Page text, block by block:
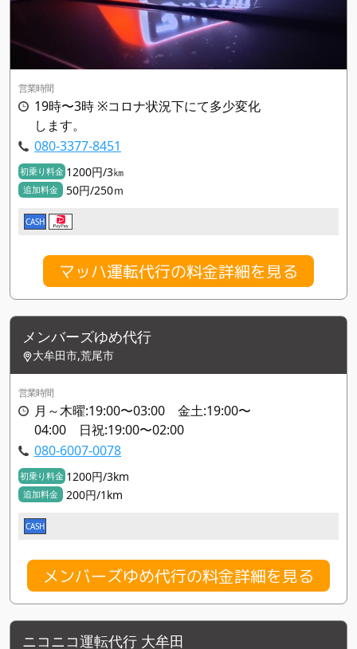
営業時間
19時〜3時 ※コロナ状況下にて多少変化
します。
080-3377-8451
初乗り料金 1200円/3㎞
追加料金 50円/250ｍ
CASH
マッハ運転代行の料金詳細を見る
メンバーズゆめ代行
大牟田市,荒尾市
営業時間
月～木曜:19:00〜03:00 金土:19:00〜
04:00 日祝:19:00〜02:00
080-6007-0078
初乗り料金 1200円/3km
追加料金 200円/1km
CASH
メンバーズゆめ代行の料金詳細を見る
ニコニコ運転代行 大牟田